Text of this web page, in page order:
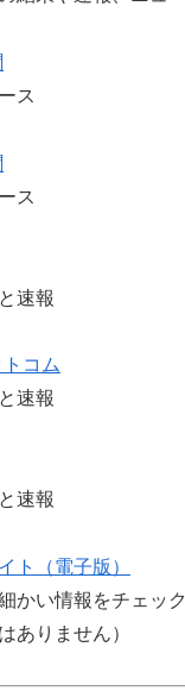
ス
ス
速報
コム
速報
速報
ト（電子版）
かい情報をチェック
ありません）